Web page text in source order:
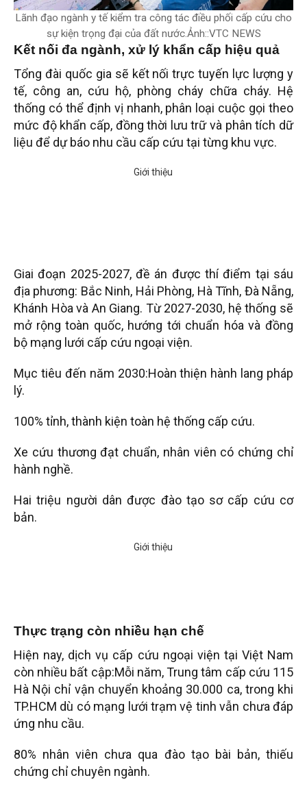
Lãnh đạo ngành y tế kiểm tra công tác điều phối cấp cứu cho
sự kiện trọng đại của đất nước.Ảnh::VTC NEWS
Kết nối đa ngành, xử lý khẩn cấp hiệu quả
Tổng đài quốc gia sẽ kết nối trực tuyến lực lượng y
tế, công an, cứu hộ, phòng cháy chữa cháy. Hệ
thống có thể định vị nhanh, phân loại cuộc gọi theo
mức độ khẩn cấp, đồng thời lưu trữ và phân tích dữ
liệu để dự báo nhu cầu cấp cứu tại từng khu vực.
Giai đoạn 2025-2027, đề án được thí điểm tại sáu
địa phương: Bắc Ninh, Hải Phòng, Hà Tĩnh, Đà Nẵng,
Khánh Hòa và An Giang. Từ 2027-2030, hệ thống sẽ
mở rộng toàn quốc, hướng tới chuẩn hóa và đồng
bộ mạng lưới cấp cứu ngoại viện.
Mục tiêu đến năm 2030:Hoàn thiện hành lang pháp
lý.
100% tỉnh, thành kiện toàn hệ thống cấp cứu.
Xe cứu thương đạt chuẩn, nhân viên có chứng chỉ
hành nghề.
Hai triệu người dân được đào tạo sơ cấp cứu cơ
bản.
Thực trạng còn nhiều hạn chế
Hiện nay, dịch vụ cấp cứu ngoại viện tại Việt Nam
còn nhiều bất cập:Mỗi năm, Trung tâm cấp cứu 115
Hà Nội chỉ vận chuyển khoảng 30.000 ca, trong khi
TP.HCM dù có mạng lưới trạm vệ tinh vẫn chưa đáp
ứng nhu cầu.
80% nhân viên chưa qua đào tạo bài bản, thiếu
chứng chỉ chuyên ngành.